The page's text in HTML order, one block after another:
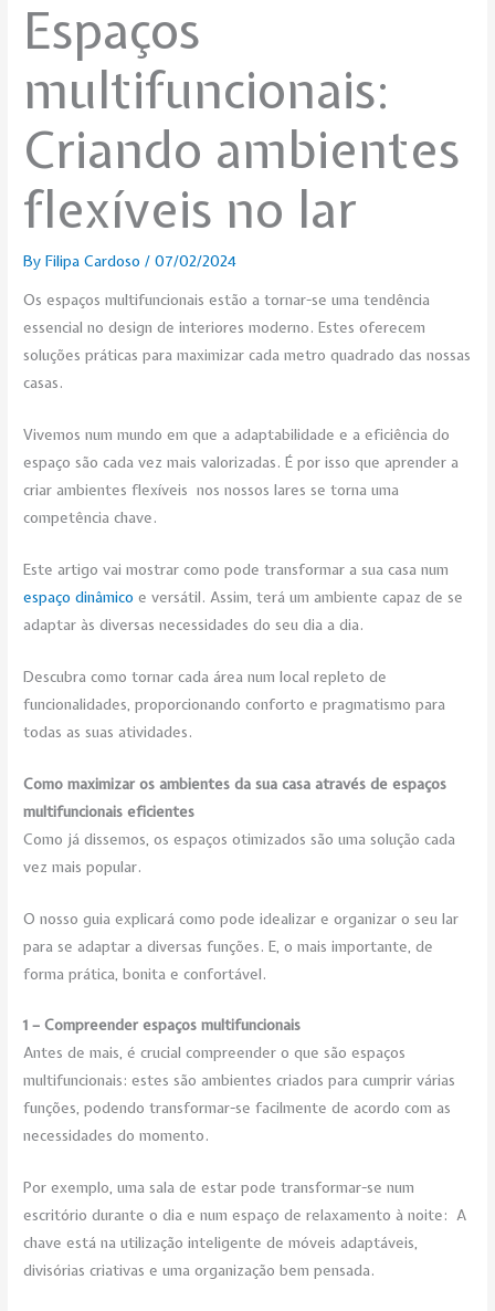
Espaços
multifuncionais:
Criando ambientes
flexíveis no lar
ByFilipa Cardoso/07/02/2024
Os espaços multifuncionais estão a tornar-se uma tendência
essencial no design de interiores moderno. Estes oferecem
soluções práticas para maximizar cada metro quadrado das nossas
casas.
Vivemos num mundo em que a adaptabilidade e a eficiência do
espaço são cada vez mais valorizadas. É por isso que aprender a
criar ambientes flexíveis nos nossos lares se torna uma
competência chave.
Este artigo vai mostrar como pode transformar a sua casa num
espaço dinâmico e versátil. Assim, terá um ambiente capaz de se
adaptar às diversas necessidades do seu dia a dia.
Descubra como tornar cada área num local repleto de
funcionalidades, proporcionando conforto e pragmatismo para
todas as suas atividades.
Como maximizar os ambientes da sua casa através de espaços
multifuncionais eficientes
Como já dissemos, os espaços otimizados são uma solução cada
vez mais popular.
O nosso guia explicará como pode idealizar e organizar o seu lar
para se adaptar a diversas funções. E, o mais importante, de
forma prática, bonita e confortável.
1 – Compreender espaços multifuncionais
Antes de mais, é crucial compreender o que são espaços
multifuncionais: estes são ambientes criados para cumprir várias
funções, podendo transformar-se facilmente de acordo com as
necessidades do momento.
Por exemplo, uma sala de estar pode transformar-se num
escritório durante o dia e num espaço de relaxamento à noite: A
chave está na utilização inteligente de móveis adaptáveis,
divisórias criativas e uma organização bem pensada.